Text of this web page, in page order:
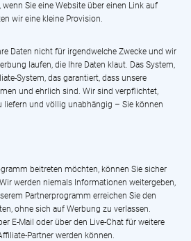
Sie eine Website über einen Link auf
wir eine kleine Provision.
Daten nicht für irgendwelche Zwecke und wir
laufen, die Ihre Daten klaut. Das System,
System, das garantiert, dass unsere
und ehrlich sind. Wir sind verpflichtet,
liefern und völlig unabhängig – Sie können
beitreten möchten, können Sie sicher
werden niemals Informationen weitergeben,
Partnerprogramm erreichen Sie den
ohne sich auf Werbung zu verlassen.
E-Mail oder über den Live-Chat für weitere
Partner werden können.